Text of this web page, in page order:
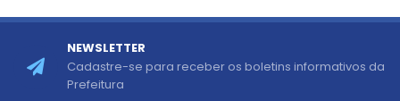
NEWSLETTER
Cadastre-se para receber os boletins informativos da
Prefeitura